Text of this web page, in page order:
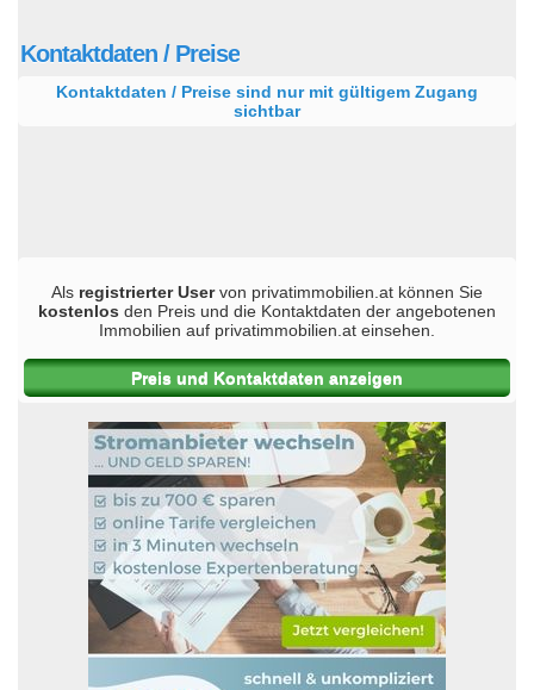
Kontaktdaten / Preise
Kontaktdaten / Preise sind nur mit gültigem Zugang
sichtbar
Als registrierter Uservon privatimmobilien.at können Sie
kostenlos den Preis und die Kontaktdaten der angebotenen
Immobilien auf privatimmobilien.at einsehen.
Preis und Kontaktdaten anzeigen